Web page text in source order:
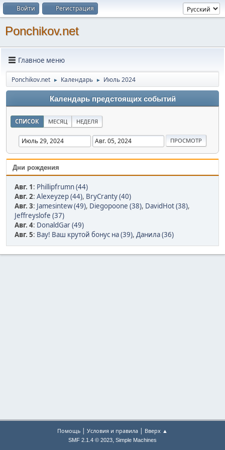
Войти Регистрация
Ponchikov.net
Главное меню
Ponchikov.net ► Календарь ► Июль 2024
Календарь предстоящих событий
СПИСОК МЕСЯЦ НЕДЕЛЯ
Дни рождения
Авг. 1: Phillipfrumn (44)
Авг. 2: Alexeyzep (44), BryCranty (40)
Авг. 3: Jamesintew (49), Diegopoone (38), DavidHot (38),
Jeffreyslofe (37)
Авг. 4: DonaldGar (49)
Авг. 5: Вау! Ваш крутой бонус на (39), Данила (36)
Помощь | Условия и правила | Вверх ▲
SMF 2.1.4 © 2023, Simple Machines